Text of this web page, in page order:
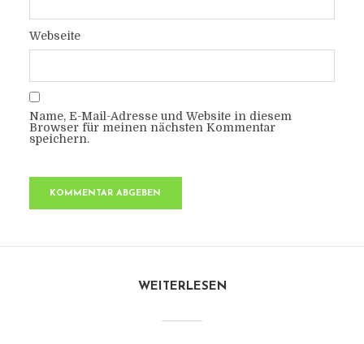
Webseite
Name, E-Mail-Adresse und Website in diesem
Browser für meinen nächsten Kommentar
speichern.
WEITERLESEN